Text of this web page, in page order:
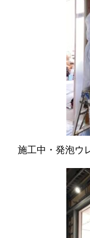
施工中・発泡ウ